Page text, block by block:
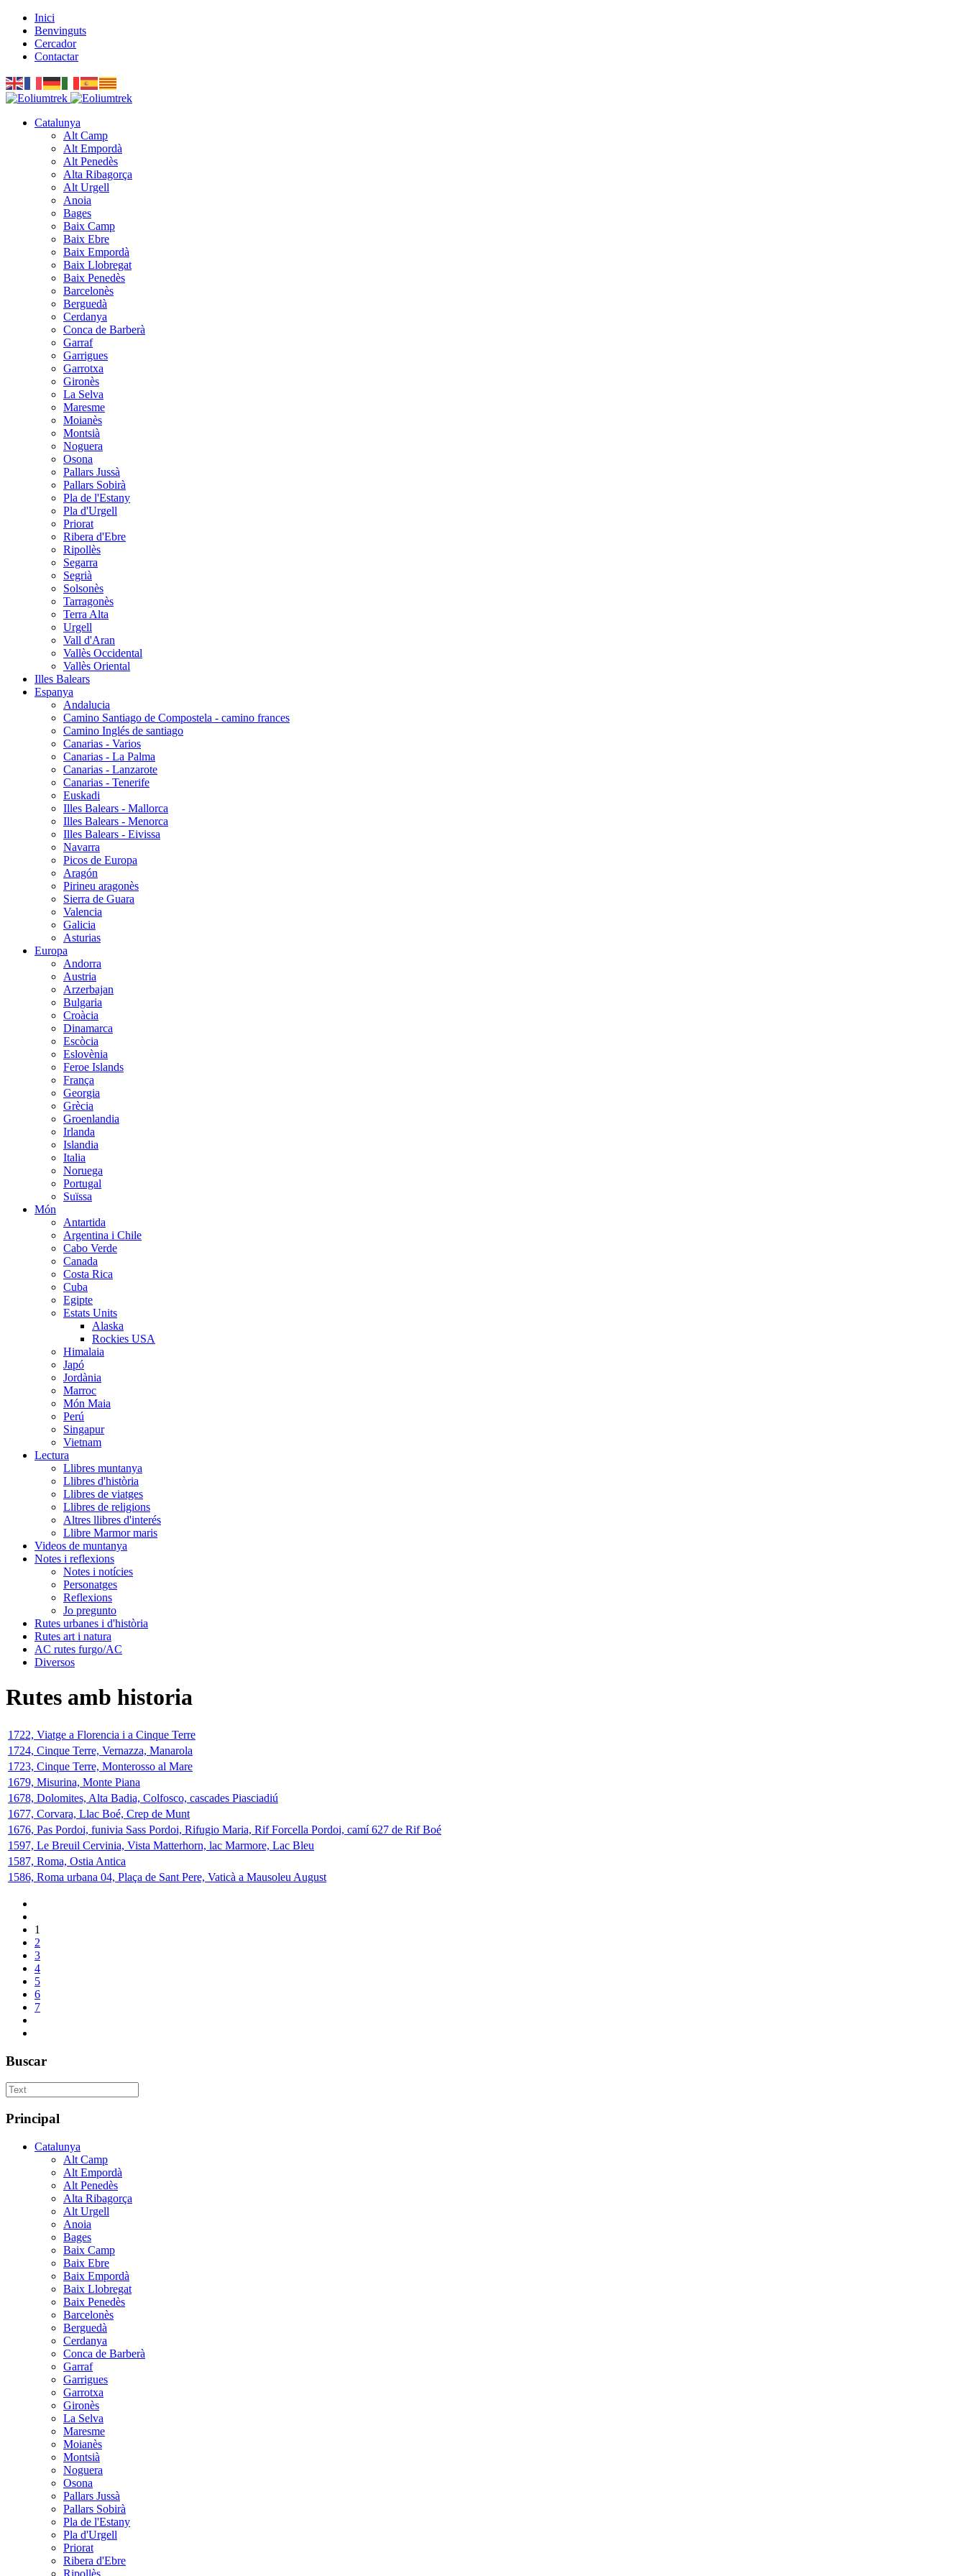
Inici
Benvinguts
Cercador
Contactar
Catalunya
Alt Camp
Alt Empordà
Alt Penedès
Alta Ribagorça
Alt Urgell
Anoia
Bages
Baix Camp
Baix Ebre
Baix Empordà
Baix Llobregat
Baix Penedès
Barcelonès
Berguedà
Cerdanya
Conca de Barberà
Garraf
Garrigues
Garrotxa
Gironès
La Selva
Maresme
Moianès
Montsià
Noguera
Osona
Pallars Jussà
Pallars Sobirà
Pla de l'Estany
Pla d'Urgell
Priorat
Ribera d'Ebre
Ripollès
Segarra
Segrià
Solsonès
Tarragonès
Terra Alta
Urgell
Vall d'Aran
Vallès Occidental
Vallès Oriental
Illes Balears
Espanya
Andalucia
Camino Santiago de Compostela - camino frances
Camino Inglés de santiago
Canarias - Varios
Canarias - La Palma
Canarias - Lanzarote
Canarias - Tenerife
Euskadi
Illes Balears - Mallorca
Illes Balears - Menorca
Illes Balears - Eivissa
Navarra
Picos de Europa
Aragón
Pirineu aragonès
Sierra de Guara
Valencia
Galicia
Asturias
Europa
Andorra
Austria
Arzerbajan
Bulgaria
Croàcia
Dinamarca
Escòcia
Eslovènia
Feroe Islands
França
Georgia
Grècia
Groenlandia
Irlanda
Islandia
Italia
Noruega
Portugal
Suïssa
Món
Antartida
Argentina i Chile
Cabo Verde
Canada
Costa Rica
Cuba
Egipte
Estats Units
Alaska
Rockies USA
Himalaia
Japó
Jordània
Marroc
Món Maia
Perú
Singapur
Vietnam
Lectura
Llibres muntanya
Llibres d'història
Llibres de viatges
Llibres de religions
Altres llibres d'interés
Llibre Marmor maris
Videos de muntanya
Notes i reflexions
Notes i notícies
Personatges
Reflexions
Jo pregunto
Rutes urbanes i d'història
Rutes art i natura
AC rutes furgo/AC
Diversos
Rutes amb historia
1722, Viatge a Florencia i a Cinque Terre
1724, Cinque Terre, Vernazza, Manarola
1723, Cinque Terre, Monterosso al Mare
1679, Misurina, Monte Piana
1678, Dolomites, Alta Badia, Colfosco, cascades Piasciadiú
1677, Corvara, Llac Boé, Crep de Munt
1676, Pas Pordoi, funivia Sass Pordoi, Rifugio Maria, Rif Forcella Pordoi, camí 627 de Rif Boé
1597, Le Breuil Cervinia, Vista Matterhorn, lac Marmore, Lac Bleu
1587, Roma, Ostia Antica
1586, Roma urbana 04, Plaça de Sant Pere, Vaticà a Mausoleu August
1
2
3
4
5
6
7
Buscar
Principal
Catalunya
Alt Camp
Alt Empordà
Alt Penedès
Alta Ribagorça
Alt Urgell
Anoia
Bages
Baix Camp
Baix Ebre
Baix Empordà
Baix Llobregat
Baix Penedès
Barcelonès
Berguedà
Cerdanya
Conca de Barberà
Garraf
Garrigues
Garrotxa
Gironès
La Selva
Maresme
Moianès
Montsià
Noguera
Osona
Pallars Jussà
Pallars Sobirà
Pla de l'Estany
Pla d'Urgell
Priorat
Ribera d'Ebre
Ripollès